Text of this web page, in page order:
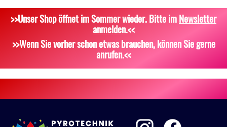
Dekoration, Knicklichter
Zubehör
Attrappen
>>Unser Shop öffnet im Sommer wieder. Bitte imNewsletter
anmelden.<<
>>Wenn Sie vorher schon etwas brauchen, können Sie gerne
anrufen.<<